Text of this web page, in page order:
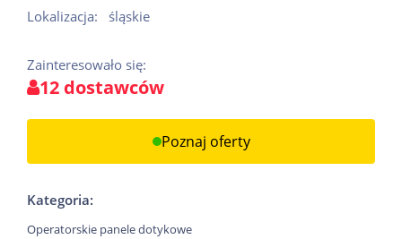
Lokalizacja: śląskie
Zainteresowało się:
12 dostawców
Poznaj oferty
Kategoria:
Operatorskie panele dotykowe